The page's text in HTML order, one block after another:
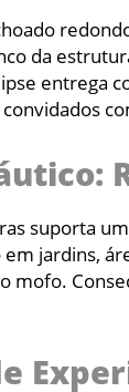
da
suporta
jardins,
mofo.